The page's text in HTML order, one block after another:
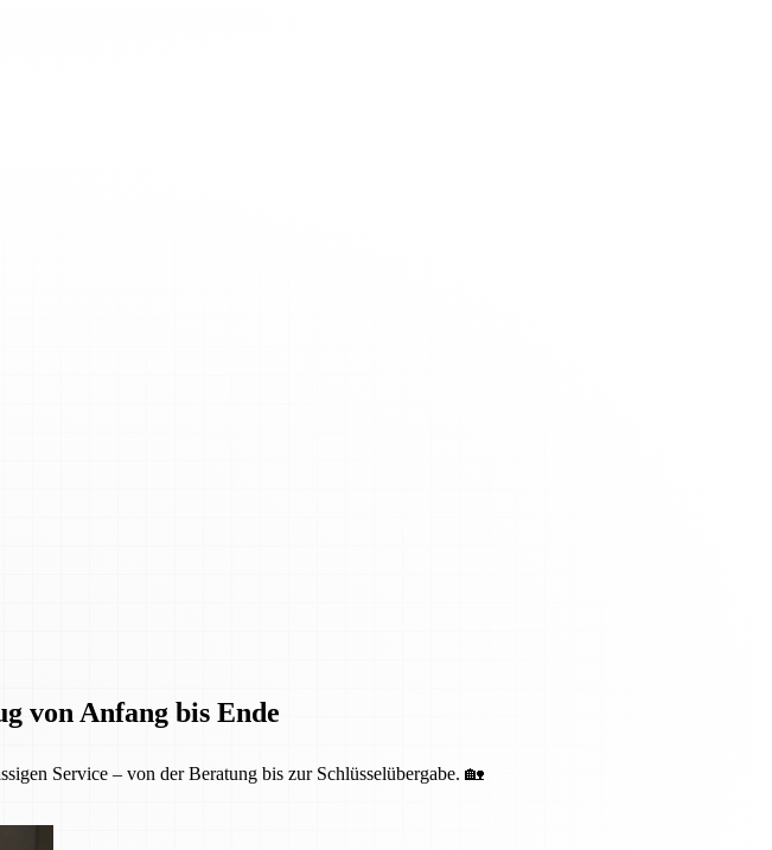
von Anfang bis Ende
Service – von der Beratung bis zur Schlüsselübergabe. 🏡